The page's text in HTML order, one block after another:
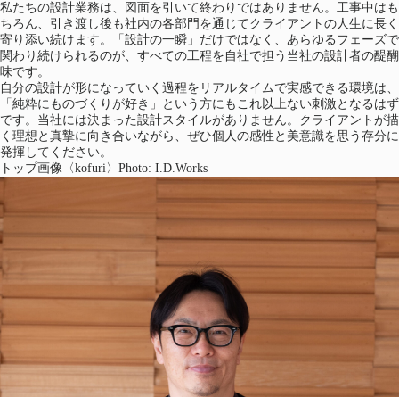
私たちの設計業務は、図面を引いて終わりではありません。工事中はも
ちろん、引き渡し後も社内の各部門を通じてクライアントの人生に長く
寄り添い続けます。「設計の一瞬」だけではなく、あらゆるフェーズで
関わり続けられるのが、すべての工程を自社で担う当社の設計者の醍醐
味です。
自分の設計が形になっていく過程をリアルタイムで実感できる環境は、
「純粋にものづくりが好き」という方にもこれ以上ない刺激となるはず
です。当社には決まった設計スタイルがありません。クライアントが描
く理想と真摯に向き合いながら、ぜひ個人の感性と美意識を思う存分に
発揮してください。
トップ画像〈kofuri〉Photo: I.D.Works